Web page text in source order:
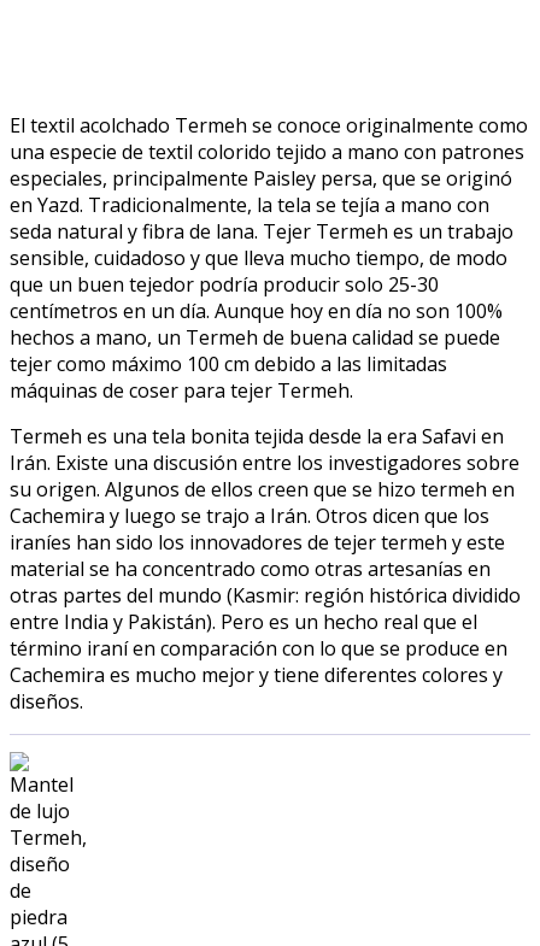
El textil acolchado Termeh se conoce originalmente como
una especie de textil colorido tejido a mano con patrones
especiales, principalmente Paisley persa, que se originó
en Yazd. Tradicionalmente, la tela se tejía a mano con
seda natural y fibra de lana. Tejer Termeh es un trabajo
sensible, cuidadoso y que lleva mucho tiempo, de modo
que un buen tejedor podría producir solo 25-30
centímetros en un día. Aunque hoy en día no son 100%
hechos a mano, un Termeh de buena calidad se puede
tejer como máximo 100 cm debido a las limitadas
máquinas de coser para tejer Termeh.
Termeh es una tela bonita tejida desde la era Safavi en
Irán. Existe una discusión entre los investigadores sobre
su origen. Algunos de ellos creen que se hizo termeh en
Cachemira y luego se trajo a Irán. Otros dicen que los
iraníes han sido los innovadores de tejer termeh y este
material se ha concentrado como otras artesanías en
otras partes del mundo (Kasmir: región histórica dividido
entre India y Pakistán). Pero es un hecho real que el
término iraní en comparación con lo que se produce en
Cachemira es mucho mejor y tiene diferentes colores y
diseños.